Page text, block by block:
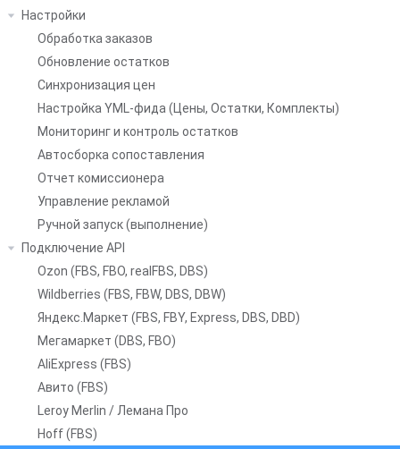
Настройки
Обработка заказов
Обновление остатков
Синхронизация цен
Настройка YML-фида (Цены, Остатки, Комплекты)
Мониторинг и контроль остатков
Автосборка сопоставления
Отчет комиссионера
Управление рекламой
Ручной запуск (выполнение)
Подключение API
Ozon (FBS, FBO, realFBS, DBS)
Wildberries (FBS, FBW, DBS, DBW)
Яндекс.Маркет (FBS, FBY, Express, DBS, DBD)
Мегамаркет (DBS, FBO)
AliExpress (FBS)
Авито (FBS)
Leroy Merlin / Лемана Про
Hoff (FBS)